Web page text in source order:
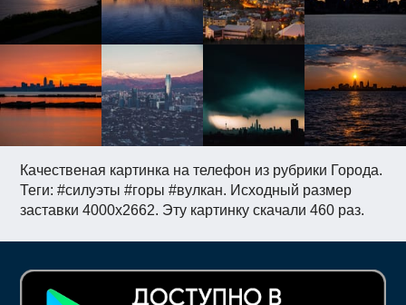
Качественая картинка на телефон из рубрики Города.
Теги: #силуэты #горы #вулкан. Исходный размер
заставки 4000x2662. Эту картинку скачали 460 раз.